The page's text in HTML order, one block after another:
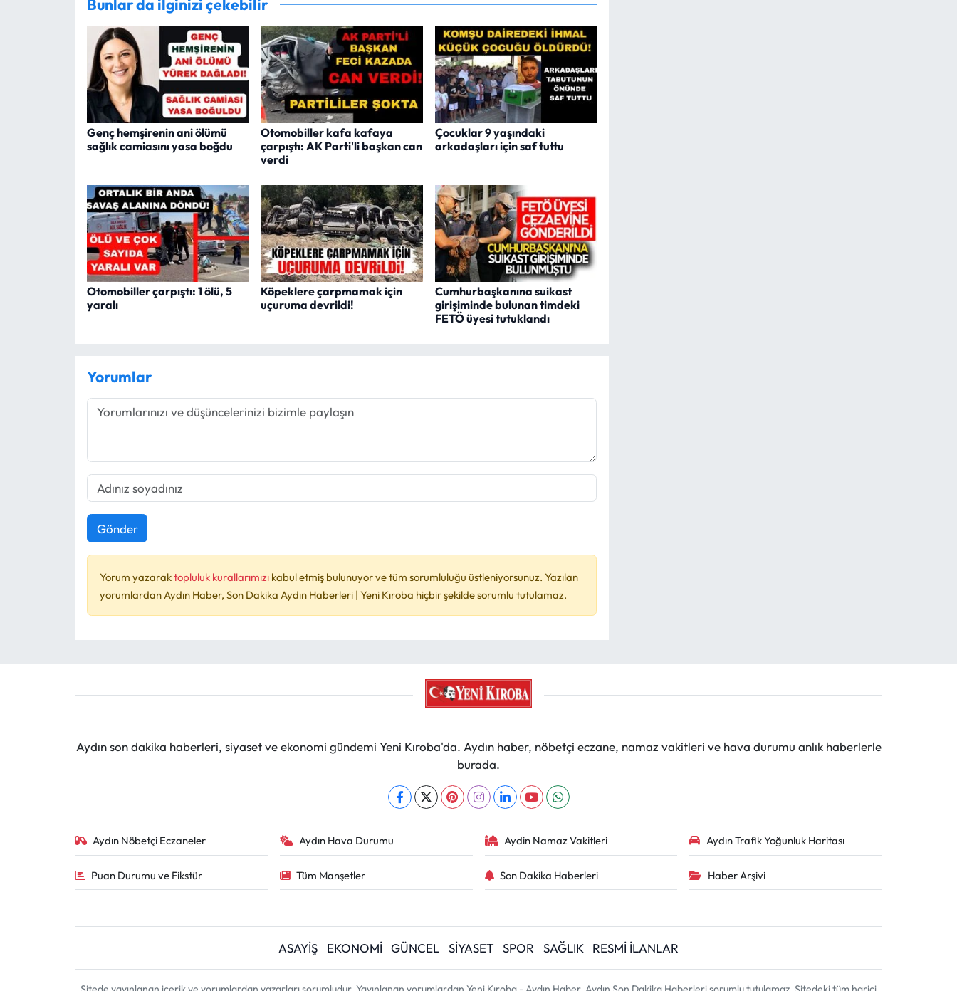
Bunlar da ilginizi çekebilir
Genç hemşirenin ani ölümü
sağlık camiasını yasa boğdu
Otomobiller kafa kafaya
çarpıştı: AK Parti'li başkan can
verdi
Çocuklar 9 yaşındaki
arkadaşları için saf tuttu
Otomobiller çarpıştı: 1 ölü, 5
yaralı
Köpeklere çarpmamak için
uçuruma devrildi!
Cumhurbaşkanına suikast
girişiminde bulunan timdeki
FETÖ üyesi tutuklandı
Yorumlar
Gönder
Yorum yazaraktopluluk kurallarımızı kabul etmiş bulunuyor ve tüm sorumluluğu üstleniyorsunuz. Yazılan
yorumlardan Aydın Haber, Son Dakika Aydın Haberleri | Yeni Kıroba hiçbir şekilde sorumlu tutulamaz.
Aydın son dakika haberleri, siyaset ve ekonomi gündemi Yeni Kıroba'da. Aydın haber, nöbetçi eczane, namaz vakitleri ve hava durumu anlık haberlerle
burada.
Aydın Nöbetçi Eczaneler Aydın Hava Durumu Aydin Namaz Vakitleri Aydın Trafik Yoğunluk Haritası
Puan Durumu ve Fikstür Tüm Manşetler Son Dakika Haberleri Haber Arşivi
ASAYİŞ EKONOMİ GÜNCEL SİYASET SPOR SAĞLIK RESMİ İLANLAR